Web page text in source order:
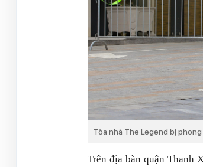
Tòa nhà The Legend bị
Trên địa bàn quận Thanh